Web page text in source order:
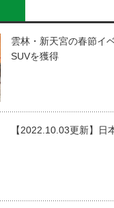
雲林・新天宮の春節イ
SUVを獲得
【2022.10.03更新】日